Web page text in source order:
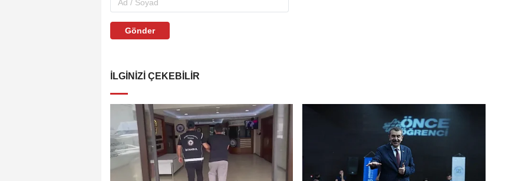
Gönder
İLGINIZI ÇEKEBILIR